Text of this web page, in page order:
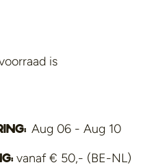
is
Aug 06 - Aug 10
vanaf € 50,- (BE-NL)